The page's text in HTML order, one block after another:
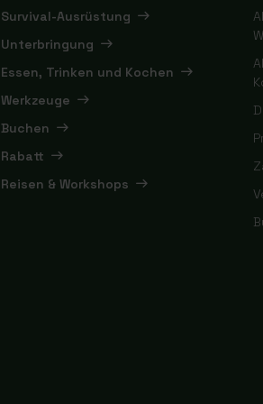
Survival-Ausrüstung
Unterbringung
Essen, Trinken und Kochen
Werkzeuge
Buchen
Rabatt
Reisen & Workshops